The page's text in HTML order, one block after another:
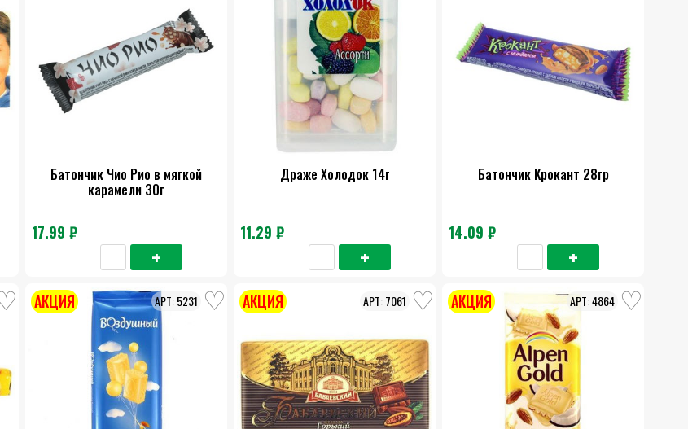
Батончик Чио Рио в мягкой
карамели 30г
17.99 ₽
Драже Холодок 14г
11.29 ₽
Батончик Крокант 28гр
14.09 ₽
5231
АКЦИЯ 7061
АКЦИЯ 4864
АКЦИЯ